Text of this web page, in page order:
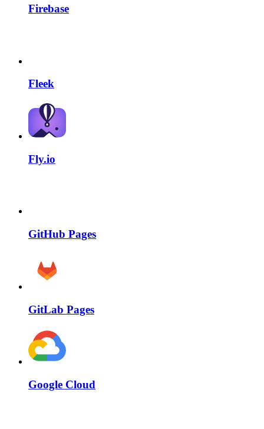
Firebase
Fleek
Fly.io
GitHub Pages
GitLab Pages
Google Cloud